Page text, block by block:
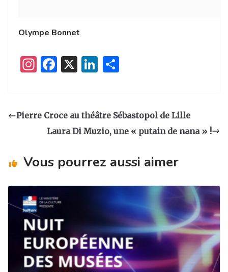
Olympe Bonnet
I
a
m
F
e
b
o
X
Li
e
dI
g
er
Pierre Croce au théâtre Sébastopol de Lille
Laura Di Muzio, une « putain de nana » !
Vous pourrez aussi aimer